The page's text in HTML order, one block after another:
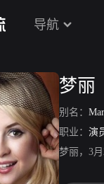
导航
梦丽
别名：
职业： 演
梦丽，3